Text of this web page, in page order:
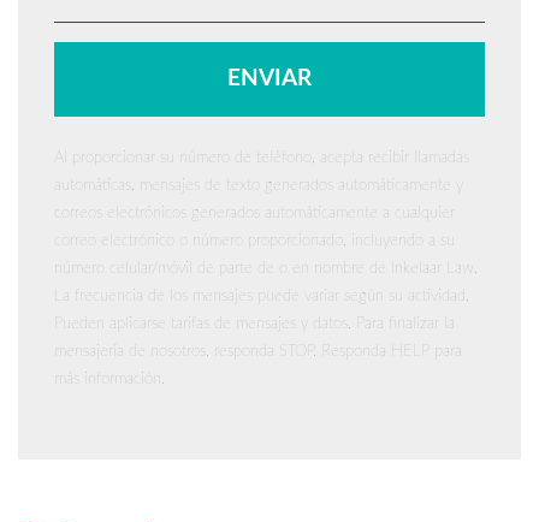
Al proporcionar su número de teléfono, acepta recibir llamadas
automáticas, mensajes de texto generados automáticamente y
correos electrónicos generados automáticamente a cualquier
correo electrónico o número proporcionado, incluyendo a su
número celular/móvil de parte de o en nombre de Inkelaar Law.
La frecuencia de los mensajes puede variar según su actividad.
Pueden aplicarse tarifas de mensajes y datos. Para finalizar la
mensajería de nosotros, responda STOP. Responda HELP para
más información.